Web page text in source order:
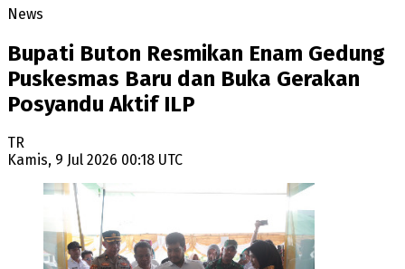
News
Bupati Buton Resmikan Enam Gedung
Puskesmas Baru dan Buka Gerakan
Posyandu Aktif ILP
TR
Kamis, 9 Jul 2026 00:18 UTC